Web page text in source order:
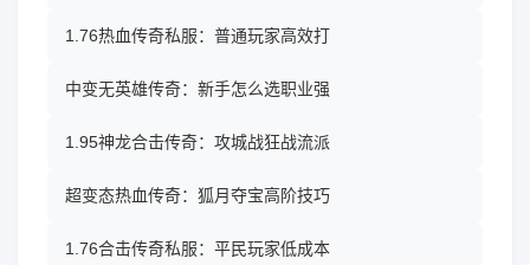
1.76热血传奇私服：普通玩家高效打
中变无英雄传奇：新手怎么选职业强
1.95神龙合击传奇：攻城战狂战流派
超变态热血传奇：狐月夺宝高阶技巧
1.76合击传奇私服：平民玩家低成本